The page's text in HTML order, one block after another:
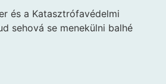
és a Katasztrófavédelmi
sehová se menekülni balhé